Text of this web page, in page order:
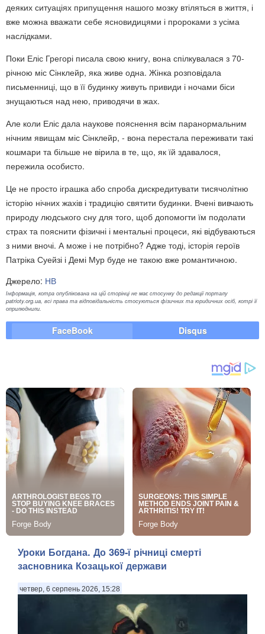
деяких ситуаціях припущення нашого мозку втіляться в життя, і
вже можна вважати себе ясновидицями і пророками з усіма
наслідками.
Поки Еліс Грегорі писала свою книгу, вона спілкувалася з 70-
річною міс Сінклейр, яка живе одна. Жінка розповідала
письменниці, що в її будинку живуть привиди і ночами біси
знущаються над нею, приводячи в жах.
Але коли Еліс дала наукове пояснення всім паранормальним
нічним явищам міс Сінклейр, - вона перестала переживати такі
кошмари та більше не вірила в те, що, як їй здавалося,
пережила особисто.
Це не просто іграшка або спроба дискредитувати тисячолітню
історію нічних жахів і традицію святити будинки. Вчені вивчають
природу людського сну для того, щоб допомогти їм подолати
страх та пояснити фізичні і ментальні процеси, які відбуваються
з ними вночі. А може і не потрібно? Адже тоді, історія героїв
Патріка Суейзі і Демі Мур буде не такою вже романтичною.
Джерело: НВ
Інформація, котра опублікована на цій сторінці не має стосунку до редакції порталу
patrioty.org.ua, всі права та відповідальність стосуються фізичних та юридичних осіб, котрі її
оприлюднили.
FaceBook Disqus
Уроки Богдана. До 369-ї річниці смерті
засновника Козацької держави
четвер, 6 серпень 2026, 15:28